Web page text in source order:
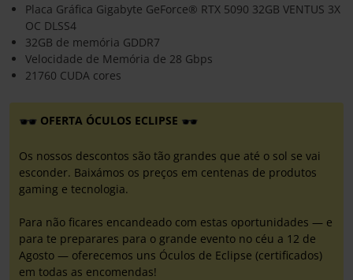
Placa Gráfica Gigabyte GeForce® RTX 5090 32GB VENTUS 3X
OC DLSS4
32GB de memória GDDR7
Velocidade de Memória de 28 Gbps
21760 CUDA cores
OFERTA ÓCULOS ECLIPSE
Os nossos descontos são tão grandes que até o sol se vai
esconder. Baixámos os preços em centenas de produtos
gaming e tecnologia.
Para não ficares encandeado com estas oportunidades — e
para te preparares para o grande evento no céu a 12 de
Agosto — oferecemos uns Óculos de Eclipse (certificados)
em todas as encomendas!